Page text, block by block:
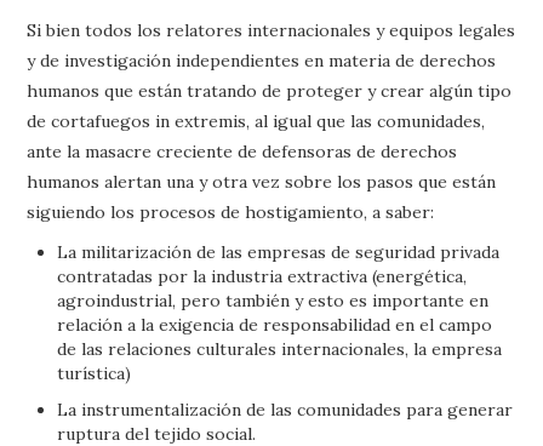
Si bien todos los relatores internacionales y equipos legales
y de investigación independientes en materia de derechos
humanos que están tratando de proteger y crear algún tipo
de cortafuegos in extremis, al igual que las comunidades,
ante la masacre creciente de defensoras de derechos
humanos alertan una y otra vez sobre los pasos que están
siguiendo los procesos de hostigamiento, a saber:
La militarización de las empresas de seguridad privada
contratadas por la industria extractiva (energética,
agroindustrial, pero también y esto es importante en
relación a la exigencia de responsabilidad en el campo
de las relaciones culturales internacionales, la empresa
turística)
La instrumentalización de las comunidades para generar
ruptura del tejido social.